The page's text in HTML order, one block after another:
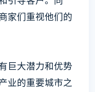
家们重视他们的
巨大潜力和优势
业的重要城市之